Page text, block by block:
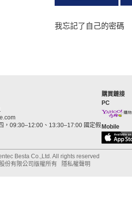
我忘記了自己的密碼
，09:30–12:00、13:30–17:00 國定假
購買鏈接
PC
Mobile
Besta Co.,Ltd. All rights reserved
份有限公司版權所有
隱私權聲明